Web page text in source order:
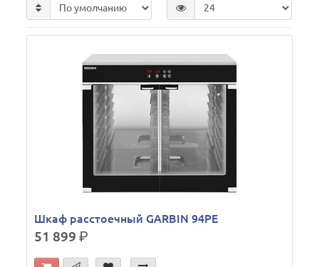
Шкаф расстоечный GARBIN 94PE
51 899р.